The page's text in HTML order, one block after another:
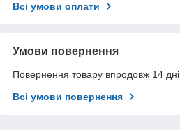
Всі умови оплати
Умови повернення
Повернення товару впродовж 14
Всі умови повернення